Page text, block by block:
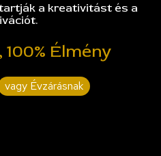
a kreativitást és a
Élmény
vagy Évzárásnak